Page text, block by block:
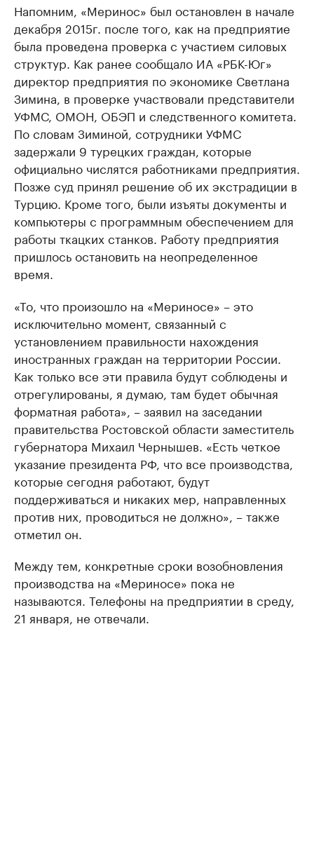
Напомним, «Меринос» был остановлен в начале
декабря 2015г. после того, как на предприятие
была проведена проверка с участием силовых
структур. Как ранее сообщало ИА «РБК-Юг»
директор предприятия по экономике Светлана
Зимина, в проверке участвовали представители
УФМС, ОМОН, ОБЭП и следственного комитета.
По словам Зиминой, сотрудники УФМС
задержали 9 турецких граждан, которые
официально числятся работниками предприятия.
Позже суд принял решение об их экстрадиции в
Турцию. Кроме того, были изъяты документы и
компьютеры с программным обеспечением для
работы ткацких станков. Работу предприятия
пришлось остановить на неопределенное
время.
«То, что произошло на «Мериносе» – это
исключительно момент, связанный с
установлением правильности нахождения
иностранных граждан на территории России.
Как только все эти правила будут соблюдены и
отрегулированы, я думаю, там будет обычная
форматная работа», – заявил на заседании
правительства Ростовской области заместитель
губернатора Михаил Чернышев. «Есть четкое
указание президента РФ, что все производства,
которые сегодня работают, будут
поддерживаться и никаких мер, направленных
против них, проводиться не должно», – также
отметил он.
Между тем, конкретные сроки возобновления
производства на «Мериносе» пока не
называются. Телефоны на предприятии в среду,
21 января, не отвечали.